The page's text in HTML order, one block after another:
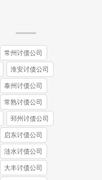
常州讨债公司
淮安讨债公司
泰州讨债公司
常熟讨债公司
邳州讨债公司
启东讨债公司
涟水讨债公司
大丰讨债公司